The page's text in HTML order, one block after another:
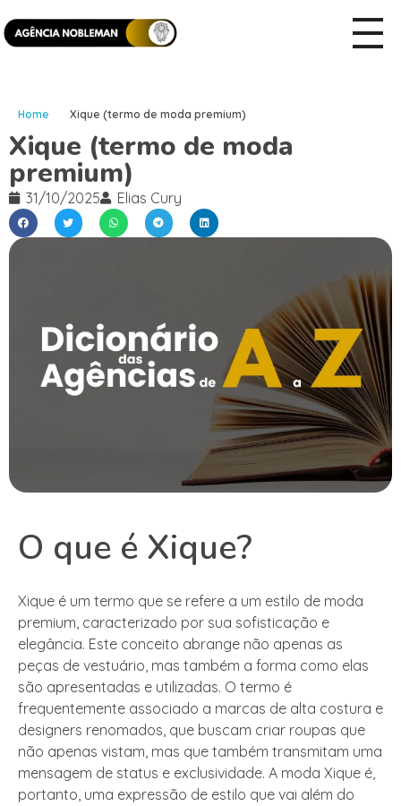
Home Xique (termo de moda premium)
Xique (termo de moda
premium)
31/10/2025 Elias Cury
O que é Xique?
Xique é um termo que se refere a um estilo de moda
premium, caracterizado por sua sofisticação e
elegância. Este conceito abrange não apenas as
peças de vestuário, mas também a forma como elas
são apresentadas e utilizadas. O termo é
frequentemente associado a marcas de alta costura e
designers renomados, que buscam criar roupas que
não apenas vistam, mas que também transmitam uma
mensagem de status e exclusividade. A moda Xique é,
portanto, uma expressão de estilo que vai além do